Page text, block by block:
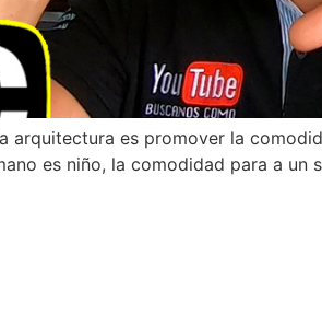
arquitectura es promover la
es niño, la comodidad para a